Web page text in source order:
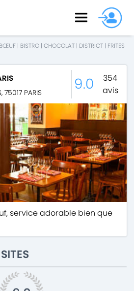
BŒUF | BISTRO | CHOCOLAT | DISTRICT | FRITES
, 75017 PARIS 9.0
354
avis
service adorable bien que